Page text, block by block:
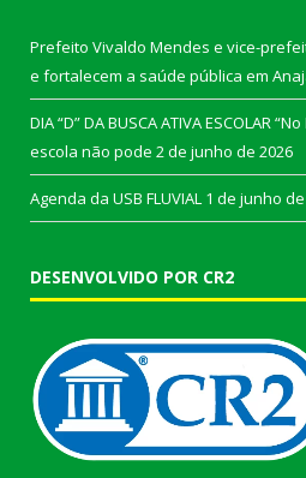
Prefeito Vivaldo Mendes e vice-
e fortalecem a saúde pública em
DIA “D” DA BUSCA ATIVA ESCOLAR
escola não pode 2 de junho de 2026
Agenda da USB FLUVIAL 1 de junho
DESENVOLVIDO POR CR2